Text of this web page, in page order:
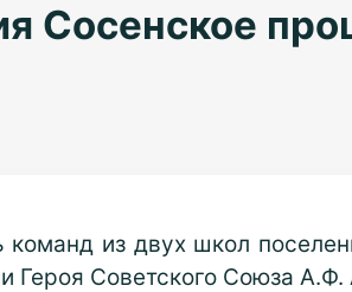
Сосенское
команд из двух школ
Советского Союза А.Ф.